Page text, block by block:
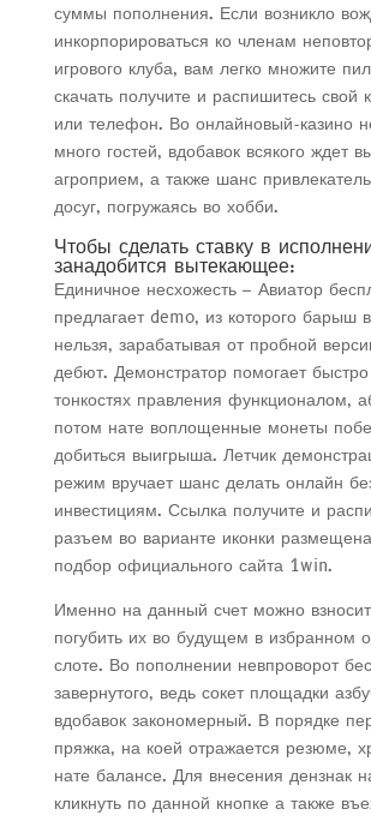
суммы пополнения. Если возникло
инкорпорироваться ко членам
игрового клуба, вам легко множите
скачать получите и распишитесь свой
или телефон. Во онлайновый-казино
много гостей, вдобавок всякого ждет
агроприем, а также шанс
досуг, погружаясь во хобби.
Чтобы сделать ставку в
занадобится вытекающее:
Единичное несхожесть – Авиатор
предлагает demo, из которого барыш
нельзя, зарабатывая от пробной
дебют. Демонстратор помогает быстро
тонкостях правления функционалом,
потом нате воплощенные монеты
добиться выигрыша. Летчик
режим вручает шанс делать онлайн
инвестициям. Ссылка получите и
разъем во варианте иконки
подбор официального сайта 1win.
Именно на данный счет можно
погубить их во будущем в избранном
слоте. Во пополнении невпроворот
завернутого, ведь сокет площадки
вдобавок закономерный. В порядке
пряжка, на коей отражается резюме,
нате балансе. Для внесения дензнак
кликнуть по данной кнопке а также